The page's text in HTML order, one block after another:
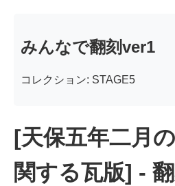
みんなで翻刻ver1
コレクション: STAGE5
[天保五年二月
関する瓦版] -